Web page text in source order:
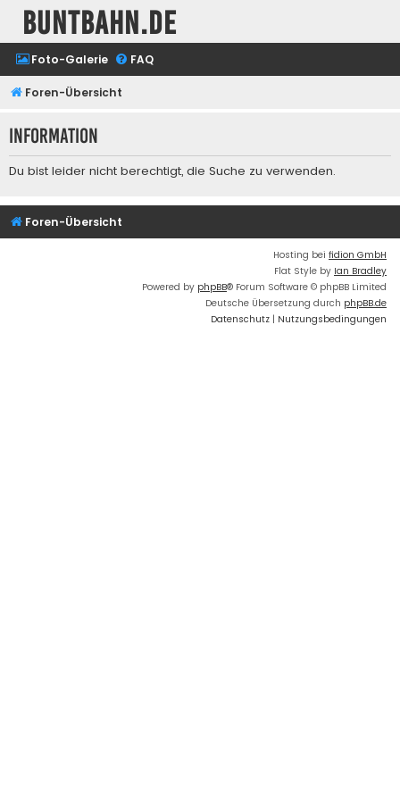
buntbahn.de
Foto-Galerie FAQ
Foren-Übersicht
Information
Du bist leider nicht berechtigt, die Suche zu verwenden.
Foren-Übersicht
Hosting bei fidion GmbH
Flat Style by Ian Bradley
Powered by phpBB® Forum Software © phpBB Limited
Deutsche Übersetzung durch phpBB.de
Datenschutz | Nutzungsbedingungen